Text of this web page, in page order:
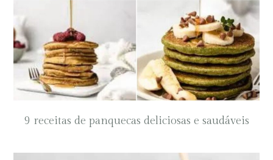
9 receitas de panquecas deliciosas e saudáveis